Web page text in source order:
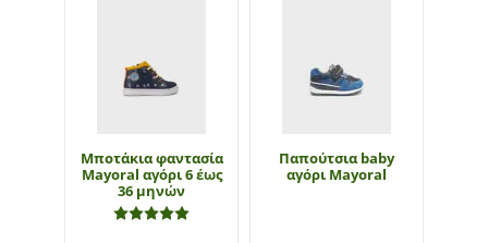
Μποτάκια φαντασία
Mayoral αγόρι 6 έως
36 μηνών
Παπούτσια baby
αγόρι Mayoral